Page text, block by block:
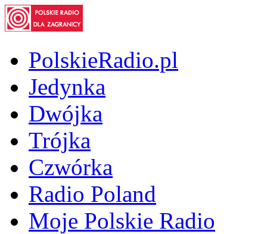
PolskieRadio.pl
Jedynka
Dwójka
Trójka
Czwórka
Radio Poland
Moje Polskie Radio